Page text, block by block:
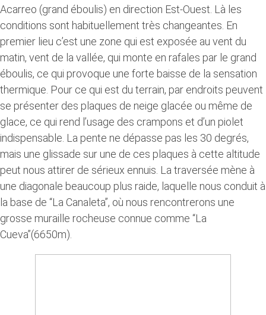
Acarreo (grand éboulis) en direction Est-Ouest. Là les
conditions sont habituellement très changeantes. En
premier lieu c’est une zone qui est exposée au vent du
matin, vent de la vallée, qui monte en rafales par le grand
éboulis, ce qui provoque une forte baisse de la sensation
thermique. Pour ce qui est du terrain, par endroits peuvent
se présenter des plaques de neige glacée ou même de
glace, ce qui rend l’usage des crampons et d’un piolet
indispensable. La pente ne dépasse pas les 30 degrés,
mais une glissade sur une de ces plaques à cette altitude
peut nous attirer de sérieux ennuis. La traversée mène à
une diagonale beaucoup plus raide, laquelle nous conduit à
la base de “La Canaleta”, où nous rencontrerons une
grosse muraille rocheuse connue comme “La
Cueva”(6650m).